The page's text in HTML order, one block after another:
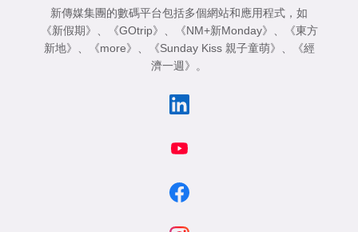
新傳媒集團的數碼平台包括多個網站和應用程式，如
《新假期》
《GOtrip》 《NM+新Monday》
《東方
新地》
《more》 《Sunday Kiss 親子童萌》
《經
濟一週》
。